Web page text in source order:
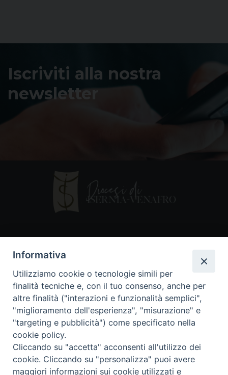
Iscriviti alla nostra
newsletter
86170 Isernia
086550849
segreteria@diocesiiserniavenafro.it
I nostri social
Copyright © 2018 - Diocesi di Isernia-Venafro (C.F.
90008750946). Riproduzione solo con permesso.
Informativa
Utilizziamo cookie o tecnologie simili per
finalità tecniche e, con il tuo consenso, anche per
altre finalità ("interazioni e funzionalità semplici",
"miglioramento dell'esperienza", "misurazione" e
"targeting e pubblicità") come specificato nella
cookie policy.
Cliccando su "accetta" acconsenti all'utilizzo dei
cookie. Cliccando su "personalizza" puoi avere
maggiori informazioni sui cookie utilizzati e